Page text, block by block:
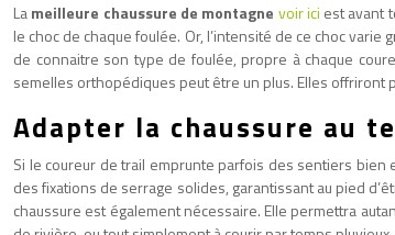
Lameilleure chaussure de montagne voir ici est avant
le choc de chaque foulée. Or, l’intensité de ce choc
de connaitre son type de foulée, propre à chaque
semelles orthopédiques peut être un plus. Elles offriront
Adapter la chaussure au
Si le coureur de trail emprunte parfois des sentiers
des fixations de serrage solides, garantissant au pied
chaussure est également nécessaire. Elle permettra